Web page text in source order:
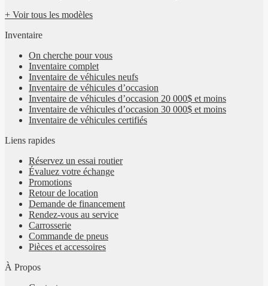
+ Voir tous les modèles
Inventaire
On cherche pour vous
Inventaire complet
Inventaire de véhicules neufs
Inventaire de véhicules d’occasion
Inventaire de véhicules d’occasion 20 000$ et moins
Inventaire de véhicules d’occasion 30 000$ et moins
Inventaire de véhicules certifiés
Liens rapides
Réservez un essai routier
Évaluez votre échange
Promotions
Retour de location
Demande de financement
Rendez-vous au service
Carrosserie
Commande de pneus
Pièces et accessoires
À Propos